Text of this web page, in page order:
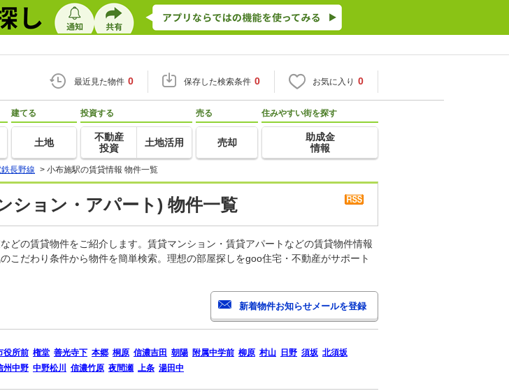
最近見た物件 0 保存した検索条件 0 お気に入り 0
建てる
土地
投資する
不動産
投資
土地活用
売る
売却
住みやすい街を探す
助成金
情報
長野線 > 小布施駅の賃貸情報 物件一覧
ション・アパート) 物件一覧
どの賃貸物件をご紹介します。賃貸マンション・賃貸アパートなどの賃貸物件情報
こだわり条件から物件を簡単検索。理想の部屋探しをgoo住宅・不動産がサポート
役所前 権堂 善光寺下 本郷 桐原 信濃吉田 朝陽 附属中学前 柳原 村山 日野 須坂 北須坂
州中野 中野松川 信濃竹原 夜間瀬 上条 湯田中